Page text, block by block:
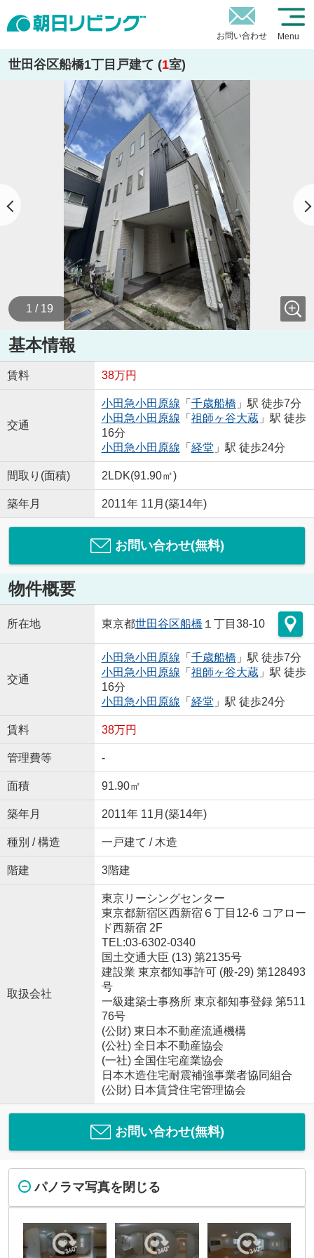
お問い合わせ Menu
世田谷区船橋1丁目戸建て (1室)
1 / 19
基本情報
賃料 38万円
交通
小田急小田原線 「 千歳船橋 」駅 徒歩7分
小田急小田原線 「 祖師ヶ谷大蔵」駅 徒歩
16分
小田急小田原線 「 経堂 」駅 徒歩24分
間取り(面積) 2LDK(91.90㎡)
築年月 2011年 11月(築14年)
お問い合わせ(無料)
物件概要
所在地 東京都世田谷区船橋 １丁目38-10
交通
小田急小田原線 「 千歳船橋 」駅 徒歩7分
小田急小田原線 「 祖師ヶ谷大蔵」駅 徒歩
16分
小田急小田原線 「 経堂 」駅 徒歩24分
賃料 38万円
管理費等 -
面積 91.90㎡
築年月 2011年 11月(築14年)
種別 / 構造 一戸建て / 木造
階建 3階建
取扱会社
東京リーシングセンター
東京都新宿区西新宿６丁目12-6 コアロー
ド西新宿 2F
TEL:03-6302-0340
国土交通大臣 (13) 第2135号
建設業 東京都知事許可 (般-29) 第128493
号
一級建築士事務所 東京都知事登録 第511
76号
(公財) 東日本不動産流通機構
(公社) 全日本不動産協会
(一社) 全国住宅産業協会
日本木造住宅耐震補強事業者協同組合
(公財) 日本賃貸住宅管理協会
お問い合わせ(無料)
パノラマ写真を閉じる